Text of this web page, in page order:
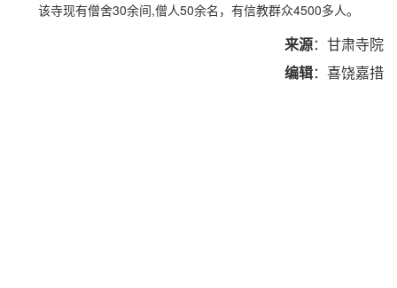
该寺现有僧舍30余间,僧人50余名，有信教群众4500多人。
来源：甘肃寺院
编辑：喜饶嘉措